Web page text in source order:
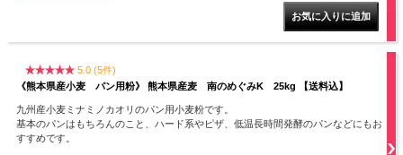
5.0 (5件)
《熊本県産小麦 パン用粉》 熊本県産麦 南のめぐみK 25kg 【送料込】
九州産小麦ミナミノカオリのパン用小麦粉です。
基本のパンはもちろんのこと、ハード系やピザ、低温長時間発酵のパンなどにもお
すすめです。